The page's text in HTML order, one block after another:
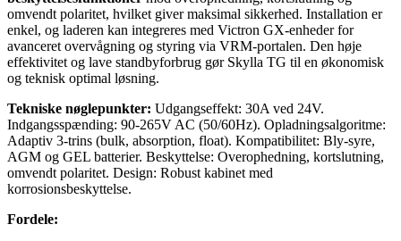
omvendt polaritet, hvilket giver maksimal sikkerhed. Installation er
enkel, og laderen kan integreres med Victron GX-enheder for
avanceret overvågning og styring via VRM-portalen. Den høje
effektivitet og lave standbyforbrug gør Skylla TG til en økonomisk
og teknisk optimal løsning.
Tekniske nøglepunkter: Udgangseffekt: 30A ved 24V.
Indgangsspænding: 90-265V AC (50/60Hz). Opladningsalgoritme:
Adaptiv 3-trins (bulk, absorption, float). Kompatibilitet: Bly-syre,
AGM og GEL batterier. Beskyttelse: Overophedning, kortslutning,
omvendt polaritet. Design: Robust kabinet med
korrosionsbeskyttelse.
Fordele: